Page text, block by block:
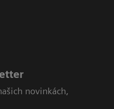
novinkách,